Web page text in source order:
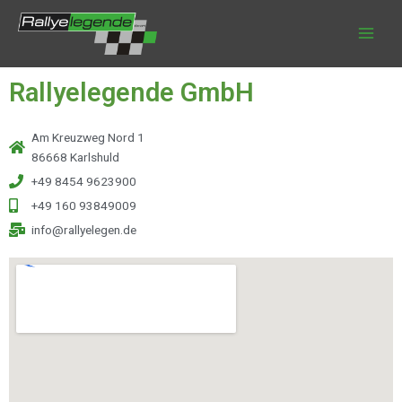
Inhalt
Rallyelegende GmbH
Am Kreuzweg Nord 1
86668 Karlshuld
+49 8454 9623900
+49 160 93849009
info@rallyelegen.de